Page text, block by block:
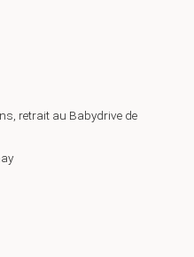
retrait au Babydrive de